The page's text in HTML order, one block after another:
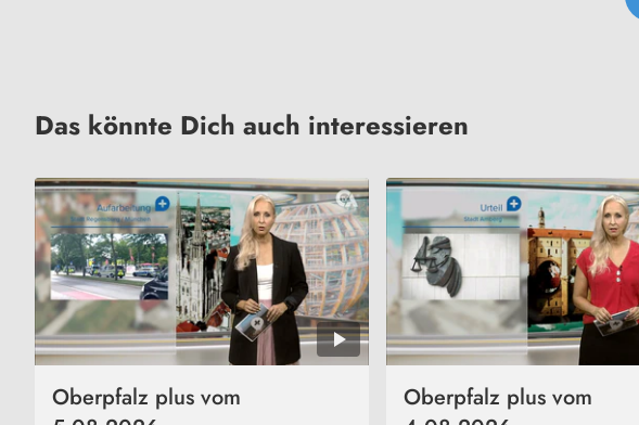
Das könnte Dich auch interessieren
Oberpfalz plus vom
Oberpfalz plus vom